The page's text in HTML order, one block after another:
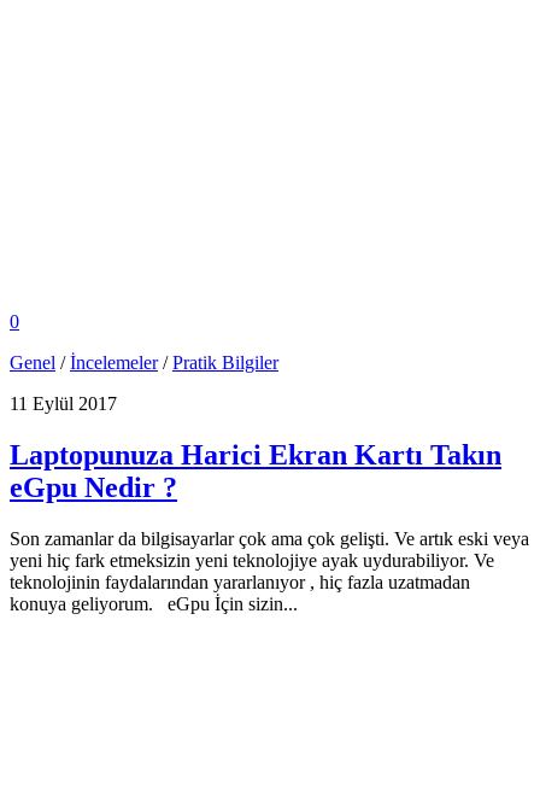
0
Genel /İncelemeler/Pratik Bilgiler
11 Eylül 2017
Laptopunuza Harici Ekran Kartı Takın
eGpu Nedir ?
Son zamanlar da bilgisayarlar çok ama çok gelişti. Ve artık eski veya
yeni hiç fark etmeksizin yeni teknolojiye ayak uydurabiliyor. Ve
teknolojinin faydalarından yararlanıyor , hiç fazla uzatmadan
konuya geliyorum. eGpu İçin sizin...